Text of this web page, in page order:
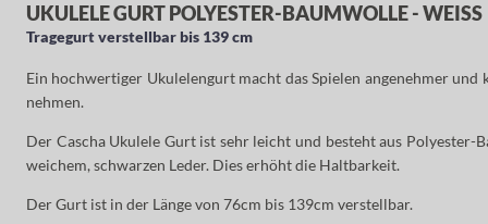
UKULELE GURT POLYESTER-BAUMWOLLE - WEISS
Tragegurt verstellbar bis 139 cm
Ein hochwertiger Ukulelengurt macht das Spielen angenehmer
nehmen.
Der Cascha Ukulele Gurt ist sehr leicht und besteht aus
weichem, schwarzen Leder. Dies erhöht die Haltbarkeit.
Der Gurt ist in der Länge von 76cm bis 139cm verstellbar.